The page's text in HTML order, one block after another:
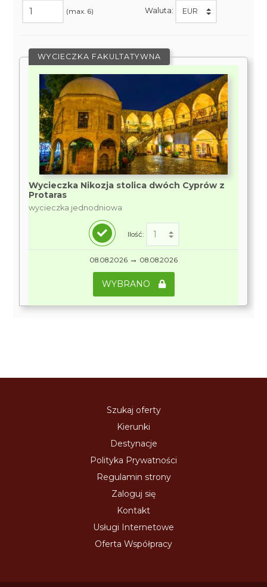
(max. 6) Waluta:
WYCIECZKA FAKULTATYWNA
Wycieczka Nikozja stolica dwóch Cyprów z
Protaras
wycieczka jednodniowa
Ilość:
08.08.2026 → 08.08.2026
WYBRANO
Szukaj oferty
Kierunki
Destynacje
Polityka Prywatności
Regulamin strony
Zaloguj się
Kontakt
Usługi Internetowe
Oferta Współpracy